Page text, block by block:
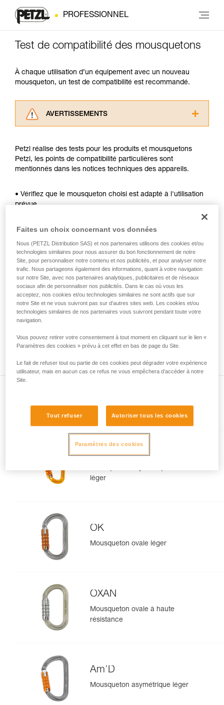
PROFESSIONNEL
Test de compatibilité des mousquetons
À chaque utilisation d’un équipement avec un nouveau
mousqueton, un test de compatibilité est recommandé.
AVERTISSEMENTS
consulter. Vous devez avoir compris les
informations de la notice technique pour
pouvoir comprendre ce complément
Maîtriser ces techniques nécessite une
de la reproduire en autonomie.
Nous donnons des exemples de techniques
liées à votre activité. Il peut en exister d’autres
que nous ne décrivons pas ici.
Petzl réalise des tests pour les produits et mousquetons
Petzl, les points de compatibilité particulières sont
mentionnés dans les notices techniques des appareils.
• Vérifiez que le mousqueton choisi est adapté à l'utilisation
prévue.
• Vérifiez que le mousqueton ne se bloque pas dans le trou
• Évaluez la possibilité que le mousqueton se mette en
mauvaise position et la stabilité de cette mauvaise position.
• Vérifiez les risques d'interférence entre les éléments du
système et la bague du mousqueton.
Remarque
Pour les appareils munis d'une bague souple de maintien du
mousqueton (ZIGZAG, PIRANA...), refaites un test de
la bague souple peut avoir été déformée par le premier
mousqueton et ne plus maintenir correctement le second.
Présent dans l'article
Sm'D
léger
OK
Mousqueton ovale léger
OXAN
Mousqueton ovale à haute
résistance
Am’D
Mousqueton asymétrique léger
Faites un choix concernant vos données
Nous (PETZL Distribution SAS) et nos partenaires utilisons des cookies et/ou
technologies similaires pour nous assurer du bon fonctionnement de notre
Site, pour personnaliser notre contenu et nos publicités, et pour analyser notre
trafic. Nous partageons également des informations, quant à votre navigation
sur notre Site, avec nos partenaires analytiques, publicitaires et de réseaux
sociaux afin de personnaliser nos publicités. Dans le cas où vous les
acceptez, nos cookies et/ou technologies similaires ne sont actifs que sur
notre Site et ne vous suivront pas sur d’autres sites web. Les cookies et/ou
technologies similaires de nos partenaires vous suivront pendant toute votre
navigation.
Vous pouvez retirer votre consentement à tout moment en cliquant sur le lien «
Paramètres des cookies » prévu à cet effet en bas de page du Site.
Le fait de refuser tout ou partie de ces cookies peut dégrader votre expérience
utilisateur, mais en aucun cas ce refus ne vous empêchera d’accéder à notre
Site.
Tout refuser Autoriser tous les cookies
Paramètres des cookies